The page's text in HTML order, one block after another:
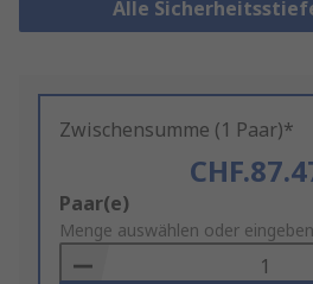
Alle
Zwischensumme (1 Paar)*
Add
to
Basket
Paar(e)
Menge auswählen oder eingeben